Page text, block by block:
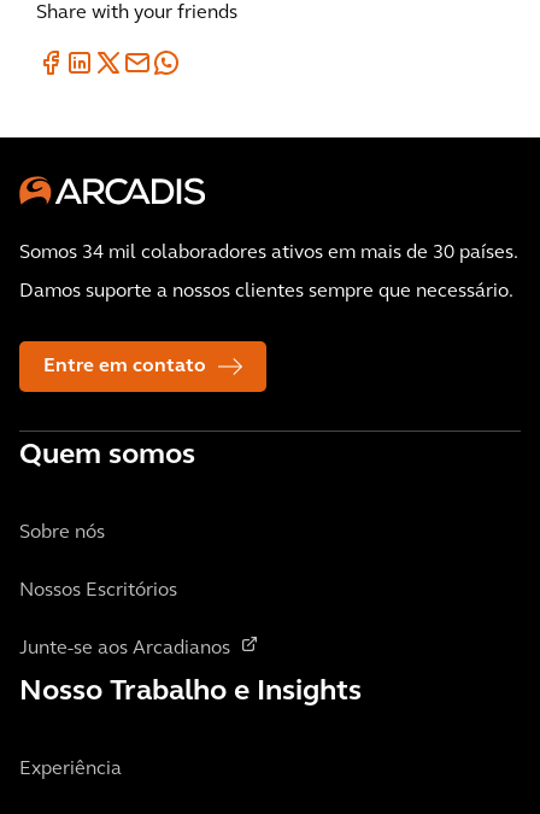
Share with your friends
Somos 34 mil colaboradores ativos em mais de 30 países.
Damos suporte a nossos clientes sempre que necessário.
Entre em contato
Quem somos
Sobre nós
Nossos Escritórios
Junte-se aos Arcadianos
Nosso Trabalho e Insights
Experiência